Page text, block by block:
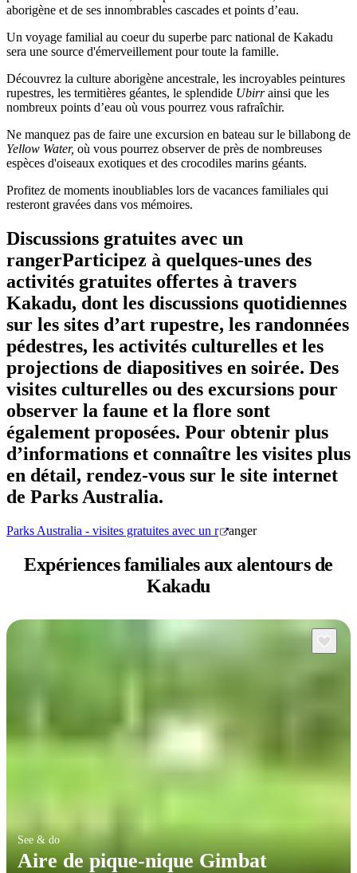
Sign
up
aborigène et de ses innombrables cascades et points d’eau.
Un voyage familial au coeur du superbe parc national de Kakadu
sera une source d'émerveillement pour toute la famille.
Découvrez la culture aborigène ancestrale, les incroyables peintures
rupestres, les termitières géantes, le splendide Ubirrainsi que les
nombreux points d’eau où vous pourrez vous rafraîchir.
Ne manquez pas de faire une excursion en bateau sur le billabong de
Yellow Water, où vous pourrez observer de près de nombreuses
espèces d'oiseaux exotiques et des crocodiles marins géants.
Profitez de moments inoubliables lors de vacances familiales qui
resteront gravées dans vos mémoires.
Discussions gratuites avec un
rangerParticipez à quelques-unes des
activités gratuites offertes à travers
Kakadu, dont les discussions quotidiennes
sur les sites d’art rupestre, les randonnées
pédestres, les activités culturelles et les
projections de diapositives en soirée. Des
visites culturelles ou des excursions pour
observer la faune et la flore sont
également proposées. Pour obtenir plus
d’informations et connaître les visites plus
en détail, rendez-vous sur le site internet
de Parks Australia.
Parks Australia - visites gratuites avec un r anger
Expériences familiales auxalentours de
Kakadu
See & do
Aire de pique-nique Gimbat